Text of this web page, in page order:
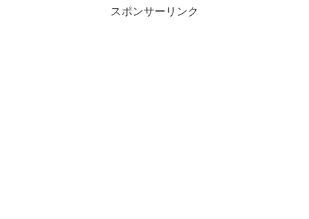
スポンサーリンク